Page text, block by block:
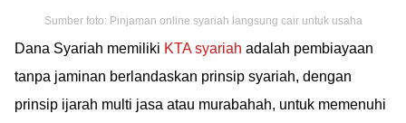
Sumber foto: Pinjaman online syariah langsung cair untuk usaha
Dana Syariah memiliki KTA syariah adalah pembiayaan
tanpa jaminan berlandaskan prinsip syariah, dengan
prinsip ijarah multi jasa atau murabahah, untuk memenuhi